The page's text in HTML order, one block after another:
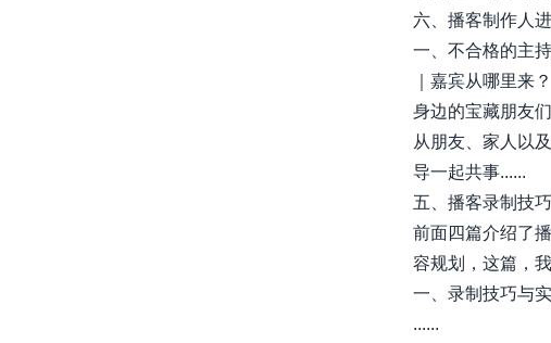
六、播客制作人
一、不合格的主
｜嘉宾从哪里来？
身边的宝藏朋友们
从朋友、家人以
导一起共事......
五、播客录制技巧
前面四篇介绍了
容规划，这篇，
一、录制技巧与
......